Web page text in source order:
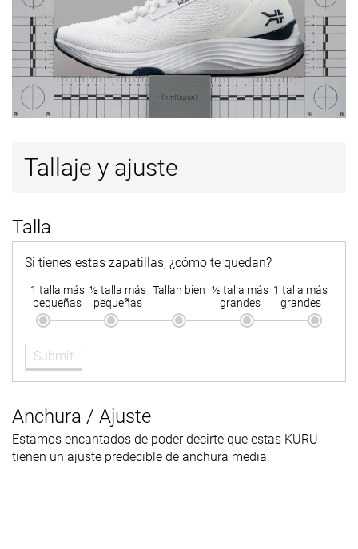
Tallaje y ajuste
Talla
Si tienes estas zapatillas, ¿cómo te quedan?
1 talla más
pequeñas
½ talla más
pequeñas
Tallan bien ½ talla más
grandes
1 talla más
grandes
Submit
Anchura / Ajuste
Estamos encantados de poder decirte que estas KURU
tienen un ajuste predecible de anchura media.